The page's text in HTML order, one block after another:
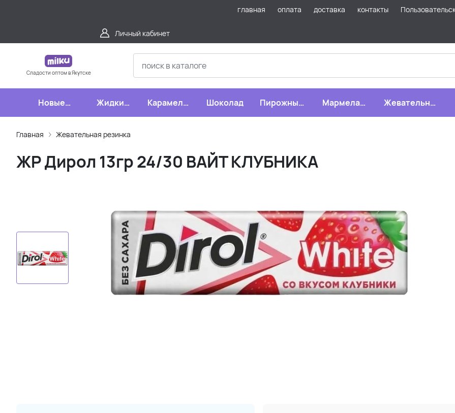
главная оплата доставка контакты
Личный кабинет
Сладости оптом в Якутске
Новые
поступления
Жидкие
конфеты
Карамель,
леденцы,
Шоколад
Пирожные,
бисквиты,
Мармелад,
зефир,
Жевательная
резинка
Главная Жевательная резинка
ЖР Дирол 13гр 24/30 ВАЙТ КЛУБНИКА